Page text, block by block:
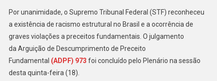
Reconhece
Existência
De
Estrutural
Por unanimidade, o Supremo Tribunal Federal (STF) reconheceu
a existência de racismo estrutural no Brasil e a ocorrência de
graves violações a preceitos fundamentais. O julgamento
da Arguição de Descumprimento de Preceito
Fundamental (ADPF) 973 foi concluído pelo Plenário na sessão
desta quinta-feira (18).